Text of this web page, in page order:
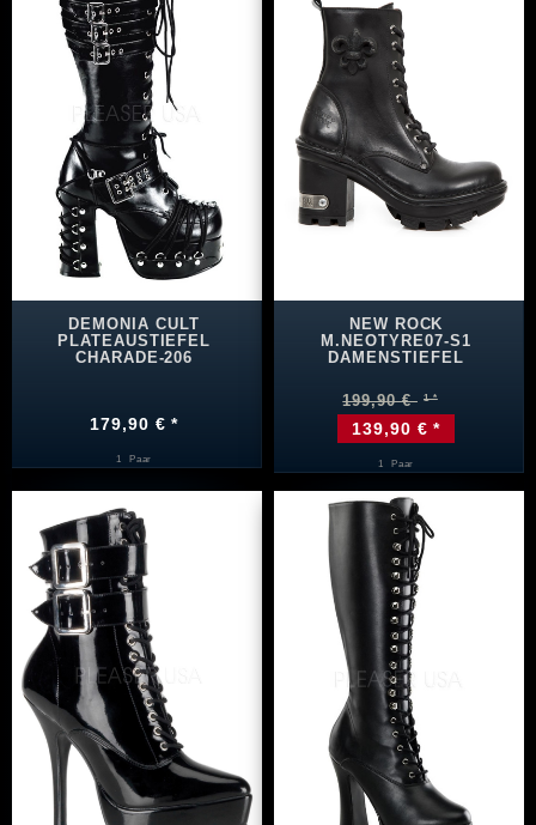
DEMONIA CULT
PLATEAUSTIEFEL
CHARADE-206
179,90 € *
1 Paar
NEW ROCK
M.NEOTYRE07-S1
DAMENSTIEFEL
199,90 €
139,90 € *
1 Paar